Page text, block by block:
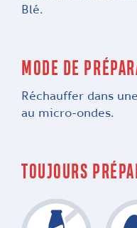
Blé.
MODE DE
Réchauffer dans
au micro-ondes.
TOUJOURS